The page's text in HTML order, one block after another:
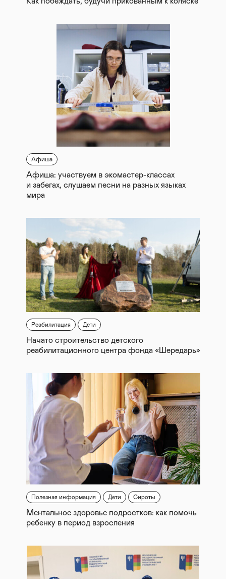
Афиша
Афиша: участвуем в экомастер-классах
и забегах, слушаем песни на разных языках
мира
Реабилитация Дети
Начато строительство детского
реабилитационного центра фонда «Шередарь»
Полезная информация Дети Сироты
Ментальное здоровье подростков: как помочь
ребенку в период взросления